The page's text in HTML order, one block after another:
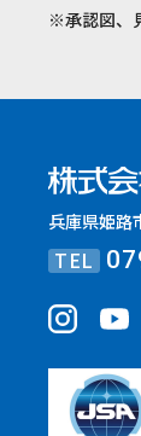
※承認図、
兵庫県姫路
TEL